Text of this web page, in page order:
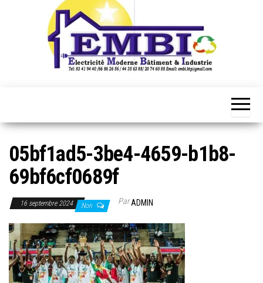
05bf1ad5-3be4-4659-b1b8-
69bf6cf0689f
16 septembre 2024 Non ParADMIN